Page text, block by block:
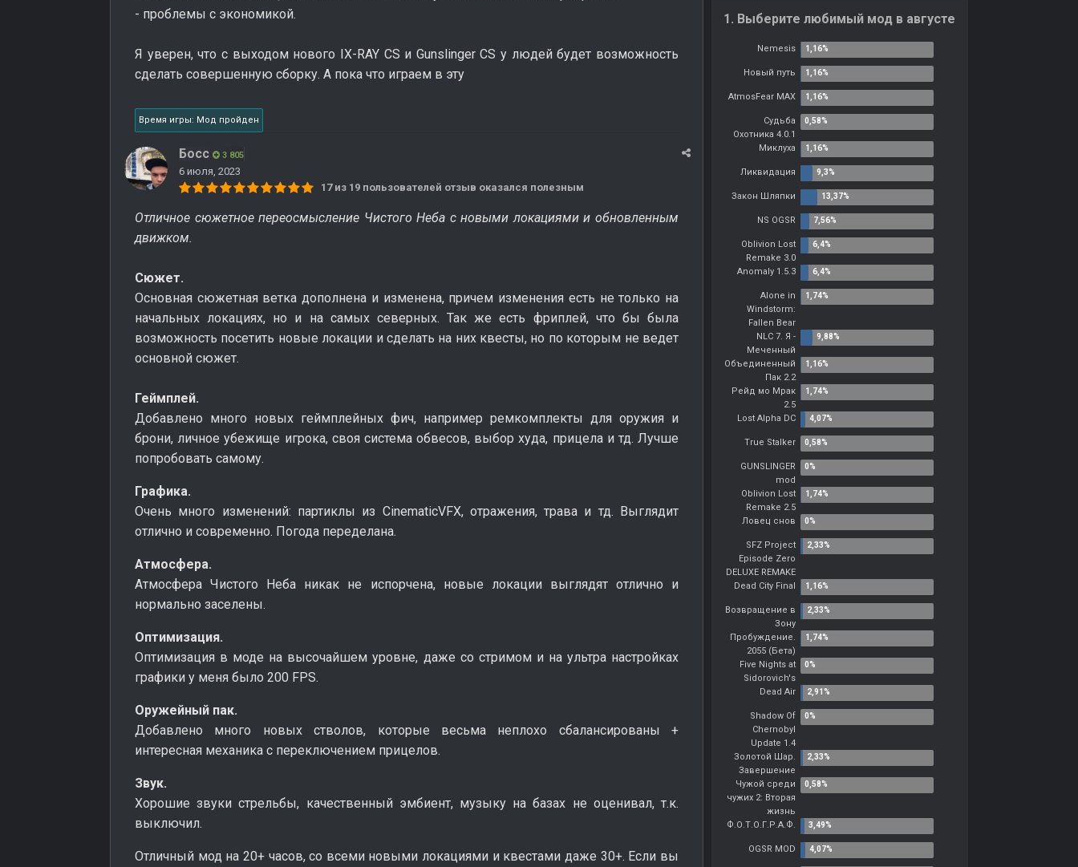
- проблемы с экономикой.
Я уверен, что с выходом нового IX-RAY CS и Gunslinger CS у людей будет возможность
сделать совершенную сборку. А пока что играем в эту
Время игры: Мод пройден
Босс 3 805
6 июля, 2023
17 из 19 пользователей отзыв оказался полезным
Отличное сюжетное переосмысление Чистого Неба с новыми локациями и обновленным
движком.
Сюжет.
Основная сюжетная ветка дополнена и изменена, причем изменения есть не только на
начальных локациях, но и на самых северных. Так же есть фриплей, что бы была
возможность посетить новые локации и сделать на них квесты, но по которым не ведет
основной сюжет.
Геймплей.
Добавлено много новых геймплейных фич, например ремкомплекты для оружия и
брони, личное убежище игрока, своя система обвесов, выбор худа, прицела и тд. Лучше
попробовать самому.
Графика.
Очень много изменений: партиклы из CinematicVFX, отражения, трава и тд. Выглядит
отлично и современно. Погода переделана.
Атмосфера.
Атмосфера Чистого Неба никак не испорчена, новые локации выглядят отлично и
нормально заселены.
Оптимизация.
Оптимизация в моде на высочайшем уровне, даже со стримом и на ультра настройках
графики у меня было 200 FPS.
Оружейный пак.
Добавлено много новых стволов, которые весьма неплохо сбалансированы +
интересная механика с переключением прицелов.
Звук.
Хорошие звуки стрельбы, качественный эмбиент, музыку на базах не оценивал, т.к.
выключил.
Отличный мод на 20+ часов, со всеми новыми локациями и квестами даже 30+. Если вы
1. Выберите любимый мод в августе
Nemesis
Новый путь
AtmosFear MAX
Судьба
Охотника 4.0.1
Миклуха
Ликвидация
Закон Шляпки
NS OGSR
Oblivion Lost
Remake 3.0
Anomaly 1.5.3
Alone in
Windstorm:
Fallen Bear
NLC 7. Я -
Меченный
Объединенный
Пак 2.2
Рейд мо Мрак
2.5
Lost Alpha DC
True Stalker
GUNSLINGER
mod
Oblivion Lost
Remake 2.5
Ловец снов
SFZ Project
Episode Zero
DELUXE REMAKE
Dead City Final
Возвращение в
Зону
Пробуждение.
2055 (Бета)
Five Nights at
Sidorovich's
Dead Air
Shadow Of
Chernobyl
Update 1.4
Золотой Шар.
Завершение
Чужой среди
чужих 2: Вторая
жизнь
Ф.О.Т.О.Г.Р.А.Ф.
OGSR MOD